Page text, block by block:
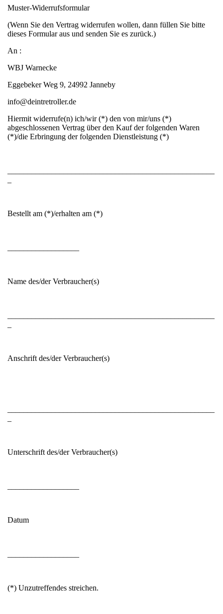
Muster-Widerrufsformular
(Wenn Sie den Vertrag widerrufen wollen, dann füllen Sie bitte
dieses Formular aus und senden Sie es zurück.)
An :
WBJ Warnecke
Eggebeker Weg 9, 24992 Janneby
info@deintretroller.de
Hiermit widerrufe(n) ich/wir (*) den von mir/uns (*)
abgeschlossenen Vertrag über den Kauf der folgenden Waren
(*)/die Erbringung der folgenden Dienstleistung (*)
Bestellt am (*)/erhalten am (*)
Name des/der Verbraucher(s)
Anschrift des/der Verbraucher(s)
Unterschrift des/der Verbraucher(s)
Datum
(*) Unzutreffendes streichen.